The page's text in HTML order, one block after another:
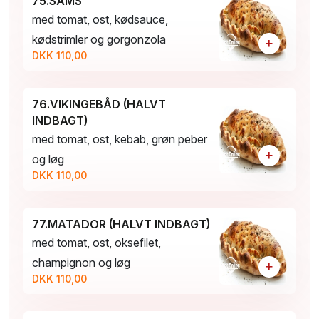
med tomat, ost, kødsauce,
kødstrimler og gorgonzola
DKK 110,00
+
76.VIKINGEBÅD (HALVT
INDBAGT)
med tomat, ost, kebab, grøn peber
og løg
DKK 110,00
+
77.MATADOR (HALVT INDBAGT)
med tomat, ost, oksefilet,
champignon og løg
DKK 110,00
+